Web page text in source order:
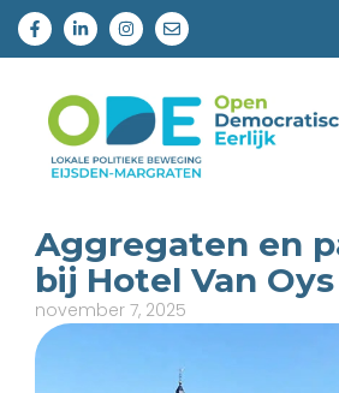
Aggregaten en
bij Hotel Van Oys
november 7, 2025